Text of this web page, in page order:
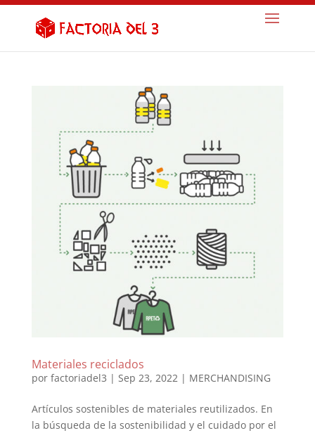
Materiales reciclados
por factoriadel3 | Sep 23, 2022| MERCHANDISING
Artículos sostenibles de materiales reutilizados. En
la búsqueda de la sostenibilidad y el cuidado por el